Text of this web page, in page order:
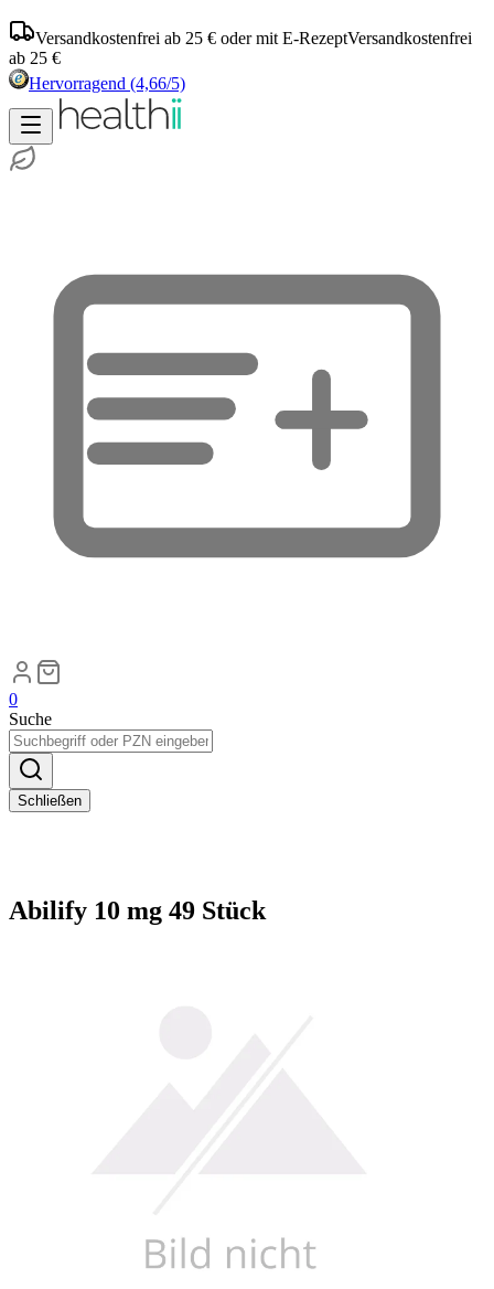
Versandkostenfrei ab 25 € oder mit E-RezeptVersandkostenfrei
ab 25 €
Hervorragend (4,66/5)
0
Suche
Schließen
Abilify 10 mg 49 Stück